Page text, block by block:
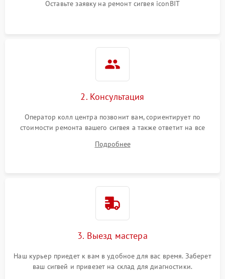
Оставьте заявку на ремонт сигвея iconBIT
2. Консультация
Оператор колл центра позвонит вам, сориентирует по
стоимости ремонта вашего сигвея а также ответит на все
Подробнее
3. Выезд мастера
Наш курьер приедет к вам в удобное для вас время. Заберет
ваш сигвей и привезет на склад для диагностики.